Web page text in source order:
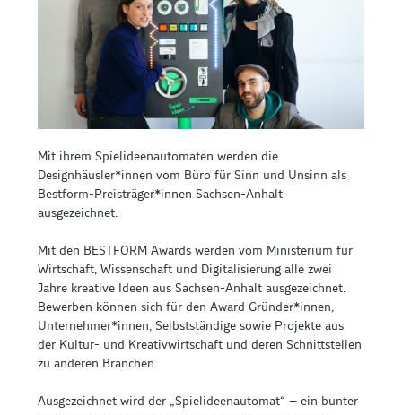
Mit ihrem Spielideenautomaten werden die
Designhäusler*innen vom Büro für Sinn und Unsinn als
Bestform-Preisträger*innen Sachsen-Anhalt
ausgezeichnet.
Mit den BESTFORM Awards werden vom Ministerium für
Wirtschaft, Wissenschaft und Digitalisierung alle zwei
Jahre kreative Ideen aus Sachsen-Anhalt ausgezeichnet.
Bewerben können sich für den Award Gründer*innen,
Unternehmer*innen, Selbstständige sowie Projekte aus
der Kultur- und Kreativwirtschaft und deren Schnittstellen
zu anderen Branchen.
Ausgezeichnet wird der „Spielideenautomat“ – ein bunter